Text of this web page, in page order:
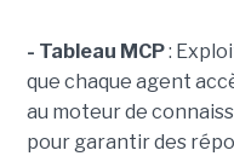
- Tableau MCP:
que chaque agent
au moteur de
pour garantir des